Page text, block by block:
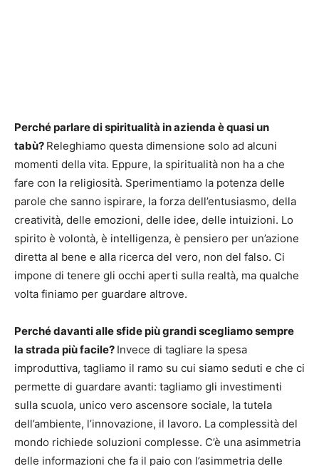
Perché parlare di spiritualità in azienda è quasi un
tabù? Releghiamo questa dimensione solo ad alcuni
momenti della vita. Eppure, la spiritualità non ha a che
fare con la religiosità. Sperimentiamo la potenza delle
parole che sanno ispirare, la forza dell’entusiasmo, della
creatività, delle emozioni, delle idee, delle intuizioni. Lo
spirito è volontà, è intelligenza, è pensiero per un’azione
diretta al bene e alla ricerca del vero, non del falso. Ci
impone di tenere gli occhi aperti sulla realtà, ma qualche
volta finiamo per guardare altrove.
Perché davanti alle sfide più grandi scegliamo sempre
la strada più facile? Invece di tagliare la spesa
improduttiva, tagliamo il ramo su cui siamo seduti e che ci
permette di guardare avanti: tagliamo gli investimenti
sulla scuola, unico vero ascensore sociale, la tutela
dell’ambiente, l’innovazione, il lavoro. La complessità del
mondo richiede soluzioni complesse. C’è una asimmetria
delle informazioni che fa il paio con l’asimmetria delle